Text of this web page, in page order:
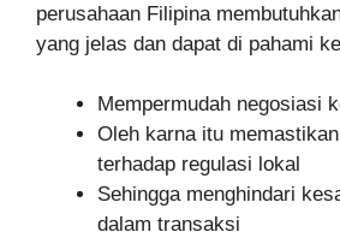
perusahaan Filipina
yang jelas dan dapat di pahami
Mempermudah negosiasi
Oleh karna itu
terhadap regulasi lokal
Sehingga menghindari
dalam transaksi